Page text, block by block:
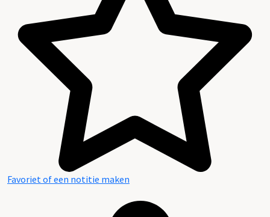
Inleiding
Inventaris
Favoriet of een notitie maken